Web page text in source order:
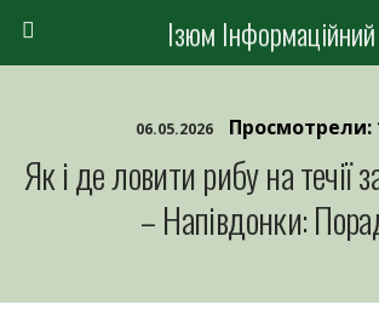
Ізюм Інформаційний
06.05.2026 Просмотрели:
Як і де ловити рибу на течії
– Напівдонки: